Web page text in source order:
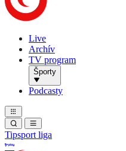
Live
Archív
TV program
Športy
Podcasty
Tipsport liga